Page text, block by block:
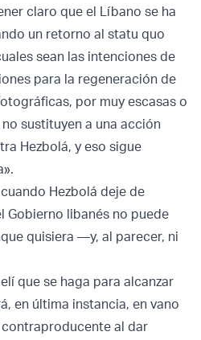
claro que el Líbano se ha
un retorno al statu quo
sean las intenciones de
para la regeneración de
por muy escasas o
sustituyen a una acción
Hezbolá, y eso sigue
Hezbolá deje de
Gobierno libanés no puede
quisiera —y, al parecer, ni
que se haga para alcanzar
en última instancia, en vano
al dar